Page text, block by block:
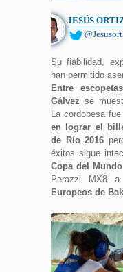
JESÚS
Su fiabilidad,
han permitido
Entre
Gálvez se
La cordobesa fue
en lograr el
de Río 2016
éxitos sigue
Copa del
Perazzi MX8
Europeos de